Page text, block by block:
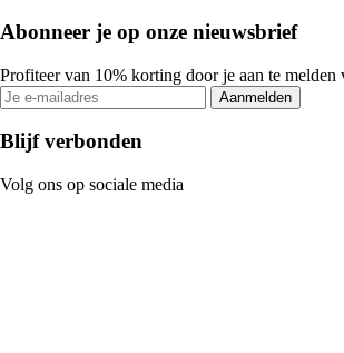
Abonneer je op onze nieuwsbrief
Profiteer van 10% korting door je aan te
Aanmelden
Blijf verbonden
Volg ons op sociale media